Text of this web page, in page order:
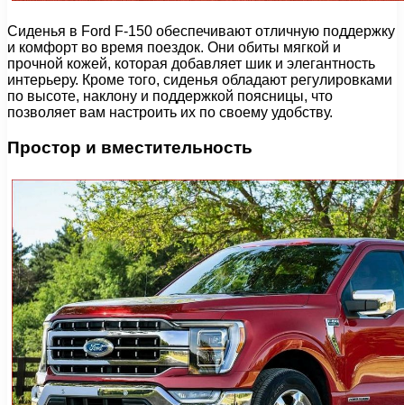
Сиденья в Ford F-150 обеспечивают отличную поддержку
и комфорт во время поездок. Они обиты мягкой и
прочной кожей, которая добавляет шик и элегантность
интерьеру. Кроме того, сиденья обладают регулировками
по высоте, наклону и поддержкой поясницы, что
позволяет вам настроить их по своему удобству.
Простор и вместительность